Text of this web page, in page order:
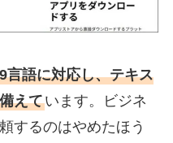
言語に対応し、テキス
えています。ビジネ
するのはやめたほう